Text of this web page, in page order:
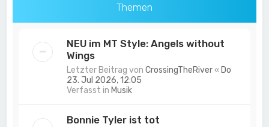
Themen
NEU im MT Style: Angels without
Wings
Letzter Beitrag vonCrossingTheRiver« Do
23. Jul 2026, 12:05
Verfasst in Musik
Bonnie Tyler ist tot